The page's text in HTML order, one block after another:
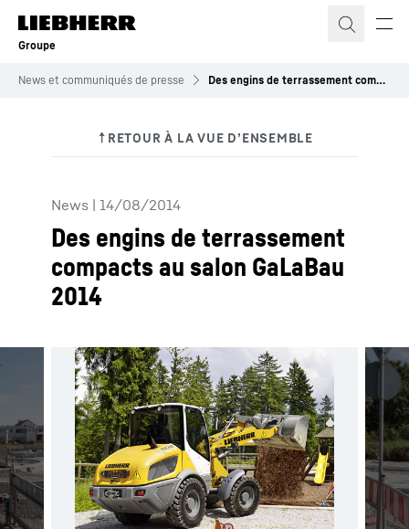
Groupe
News et communiqués de presse Des engins de terrassement compacts au salon GaLaBau 2014
News | 14/08/2014
Des engins de terrassement
compacts au salon GaLaBau
2014